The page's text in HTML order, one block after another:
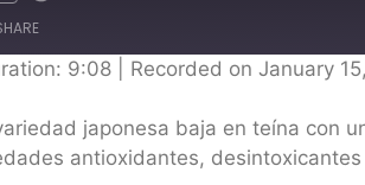
9:08 Recorded on January
japonesa baja en teína con
antioxidantes,